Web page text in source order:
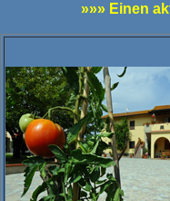
»»» Einen